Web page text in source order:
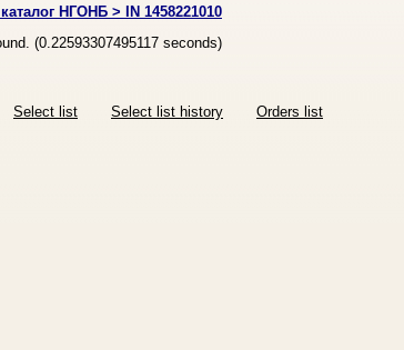
НГОНБ > IN 1458221010
(0.22593307495117seconds)
Select list Select list history Orders list